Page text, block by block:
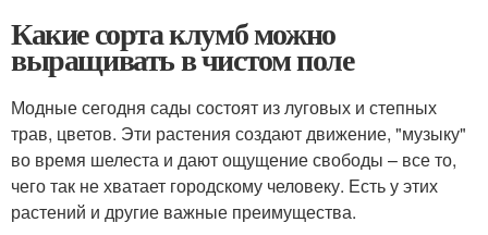
Какие сорта клумб можно
выращивать в чистом поле
Модные сегодня сады состоят из луговых и степных
трав, цветов. Эти растения создают движение, "музыку"
во время шелеста и дают ощущение свободы – все то,
чего так не хватает городскому человеку. Есть у этих
растений и другие важные преимущества.